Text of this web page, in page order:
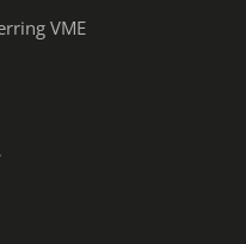
VME